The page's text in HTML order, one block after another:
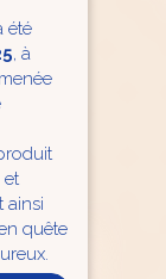
été
, à
et
ainsi
quête